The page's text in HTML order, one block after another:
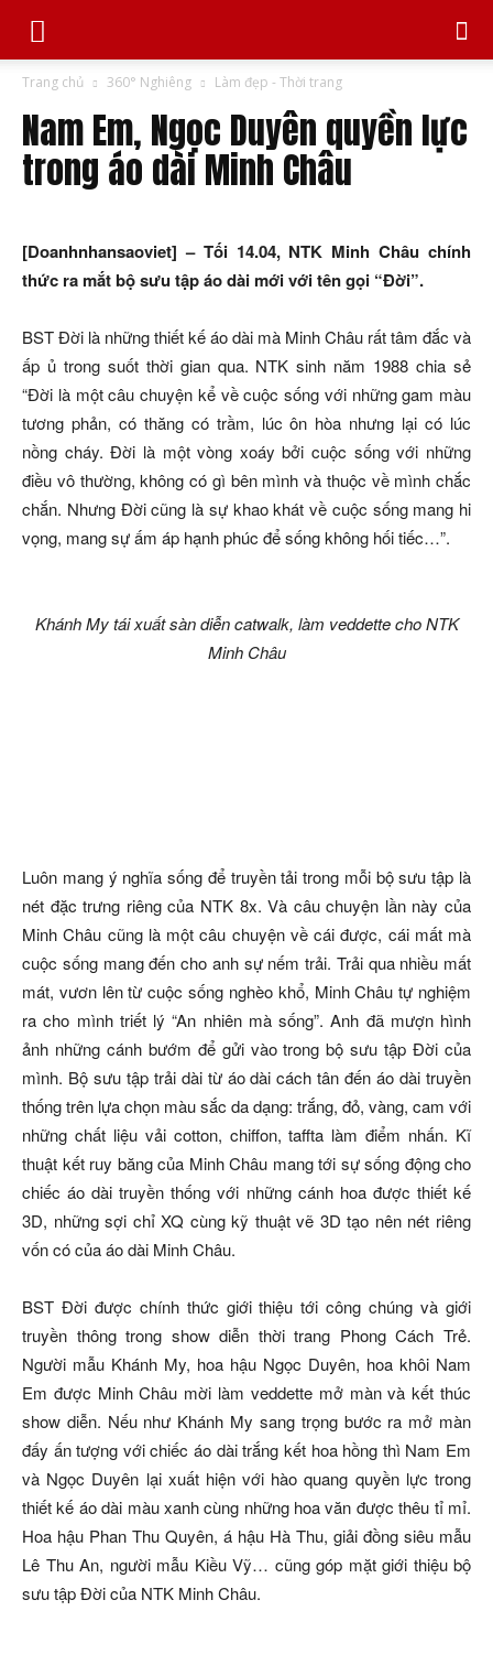
Trang chủ 360° Nghiêng Làm đẹp - Thời trang
Nam Em, Ngọc Duyên quyền lực
trong áo dài Minh Châu
[Doanhnhansaoviet] – Tối 14.04, NTK Minh Châu chính
thức ra mắt bộ sưu tập áo dài mới với tên gọi “Đời”.
BST Đời là những thiết kế áo dài mà Minh Châu rất tâm đắc và
ấp ủ trong suốt thời gian qua. NTK sinh năm 1988 chia sẻ
“Đời là một câu chuyện kể về cuộc sống với những gam màu
tương phản, có thăng có trầm, lúc ôn hòa nhưng lại có lúc
nồng cháy. Đời là một vòng xoáy bởi cuộc sống với những
điều vô thường, không có gì bên mình và thuộc về mình chắc
chắn. Nhưng Đời cũng là sự khao khát về cuộc sống mang hi
vọng, mang sự ấm áp hạnh phúc để sống không hối tiếc…”.
Khánh My tái xuất sàn diễn catwalk, làm veddette cho NTK
Minh Châu
Luôn mang ý nghĩa sống để truyền tải trong mỗi bộ sưu tập là
nét đặc trưng riêng của NTK 8x. Và câu chuyện lần này của
Minh Châu cũng là một câu chuyện về cái được, cái mất mà
cuộc sống mang đến cho anh sự nếm trải. Trải qua nhiều mất
mát, vươn lên từ cuộc sống nghèo khổ, Minh Châu tự nghiệm
ra cho mình triết lý “An nhiên mà sống”. Anh đã mượn hình
ảnh những cánh bướm để gửi vào trong bộ sưu tập Đời của
mình. Bộ sưu tập trải dài từ áo dài cách tân đến áo dài truyền
thống trên lựa chọn màu sắc da dạng: trắng, đỏ, vàng, cam với
những chất liệu vải cotton, chiffon, taffta làm điểm nhấn. Kĩ
thuật kết ruy băng của Minh Châu mang tới sự sống động cho
chiếc áo dài truyền thống với những cánh hoa được thiết kế
3D, những sợi chỉ XQ cùng kỹ thuật vẽ 3D tạo nên nét riêng
vốn có của áo dài Minh Châu.
BST Đời được chính thức giới thiệu tới công chúng và giới
truyền thông trong show diễn thời trang Phong Cách Trẻ.
Người mẫu Khánh My, hoa hậu Ngọc Duyên, hoa khôi Nam
Em được Minh Châu mời làm veddette mở màn và kết thúc
show diễn. Nếu như Khánh My sang trọng bước ra mở màn
đấy ấn tượng với chiếc áo dài trắng kết hoa hồng thì Nam Em
và Ngọc Duyên lại xuất hiện với hào quang quyền lực trong
thiết kế áo dài màu xanh cùng những hoa văn được thêu tỉ mỉ.
Hoa hậu Phan Thu Quyên, á hậu Hà Thu, giải đồng siêu mẫu
Lê Thu An, người mẫu Kiều Vỹ… cũng góp mặt giới thiệu bộ
sưu tập Đời của NTK Minh Châu.